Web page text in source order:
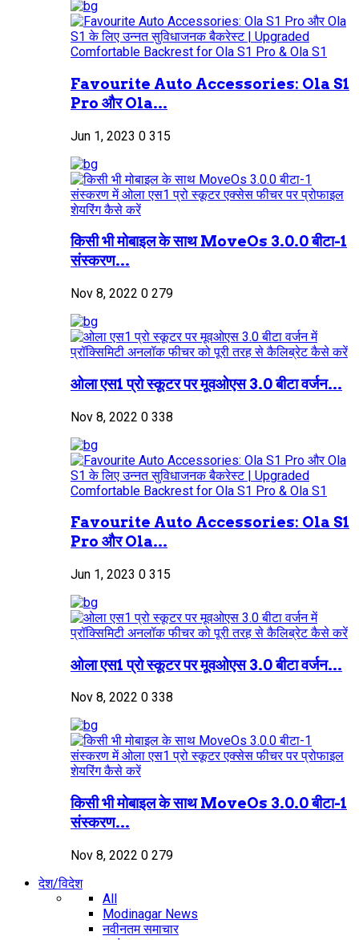
Favourite Auto Accessories: Ola S1
Pro और Ola...
Jun 1, 2023 0 315
किसी भी मोबाइल के साथ MoveOs 3.0.0 बीटा-1
संस्करण...
Nov 8, 2022 0 279
ओला एस1 प्रो स्कूटर पर मूवओएस 3.0 बीटा वर्जन...
Nov 8, 2022 0 338
Favourite Auto Accessories: Ola S1
Pro और Ola...
Jun 1, 2023 0 315
ओला एस1 प्रो स्कूटर पर मूवओएस 3.0 बीटा वर्जन...
Nov 8, 2022 0 338
किसी भी मोबाइल के साथ MoveOs 3.0.0 बीटा-1
संस्करण...
Nov 8, 2022 0 279
देश/विदेश
All
Modinagar News
नवीनतम समाचार